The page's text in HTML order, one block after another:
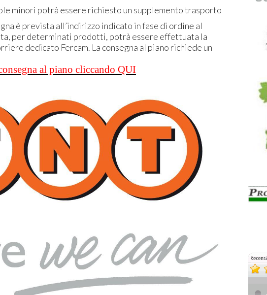
minori potrà essere richiesto un supplemento trasporto
è prevista all’indirizzo indicato in fase di ordine al
per determinati prodotti, potrà essere effettuata la
dedicato Fercam. La consegna al piano richiede un
al piano cliccando QUI